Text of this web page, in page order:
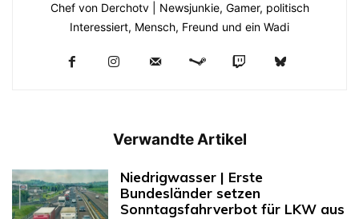
Chef von Derchotv | Newsjunkie, Gamer, politisch
Interessiert, Mensch, Freund und ein Wadi
Verwandte Artikel
Niedrigwasser | Erste
Bundesländer setzen
Sonntagsfahrverbot für LKW aus